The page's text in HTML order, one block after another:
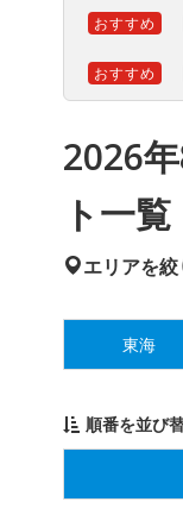
おすすめ
おすすめ
2026
ト一覧
エリアを
東海
順番を並び